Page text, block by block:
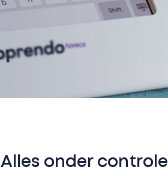
Alles onder controle